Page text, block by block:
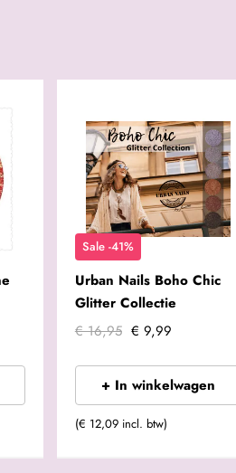
Sale -41%
Urban Nails Boho Chic
Glitter Collectie
€ 16,95 € 9,99
+ In winkelwagen
(€ 12,09 incl. btw)